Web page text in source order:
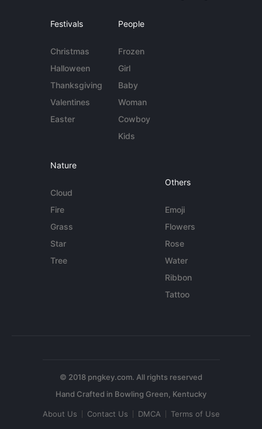
Festivals
Christmas
Halloween
Thanksgiving
Valentines
Easter
People
Frozen
Girl
Baby
Woman
Cowboy
Kids
Nature
Cloud
Fire
Grass
Star
Tree
Others
Emoji
Flowers
Rose
Water
Ribbon
Tattoo
© 2018 pngkey.com. All rights reserved
About Us Contact Us DMCA Terms of Use